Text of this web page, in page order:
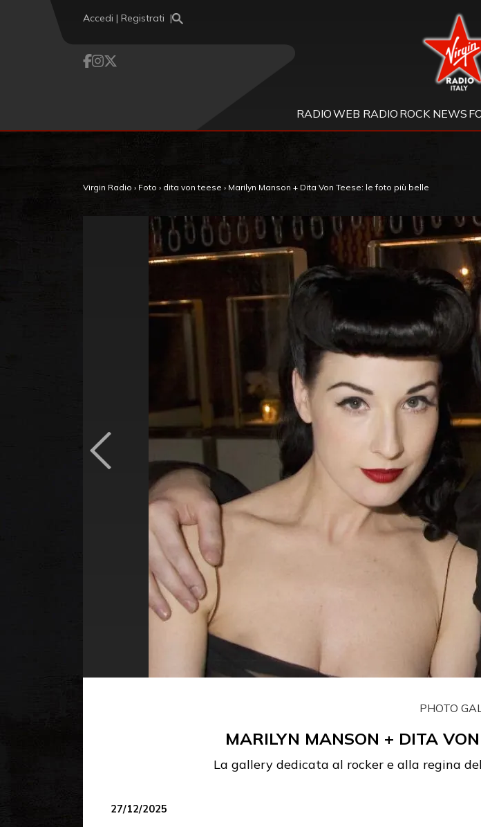
Accedi | Registrati
RADIOWEB RADIO ROCK NEWS
Virgin Radio › Foto › dita von teese › Marilyn Manson + Dita Von Teese: le foto più belle
PHOTO
MARILYN MANSON + DITA
La gallery dedicata al rocker e alla regina
27/12/2025